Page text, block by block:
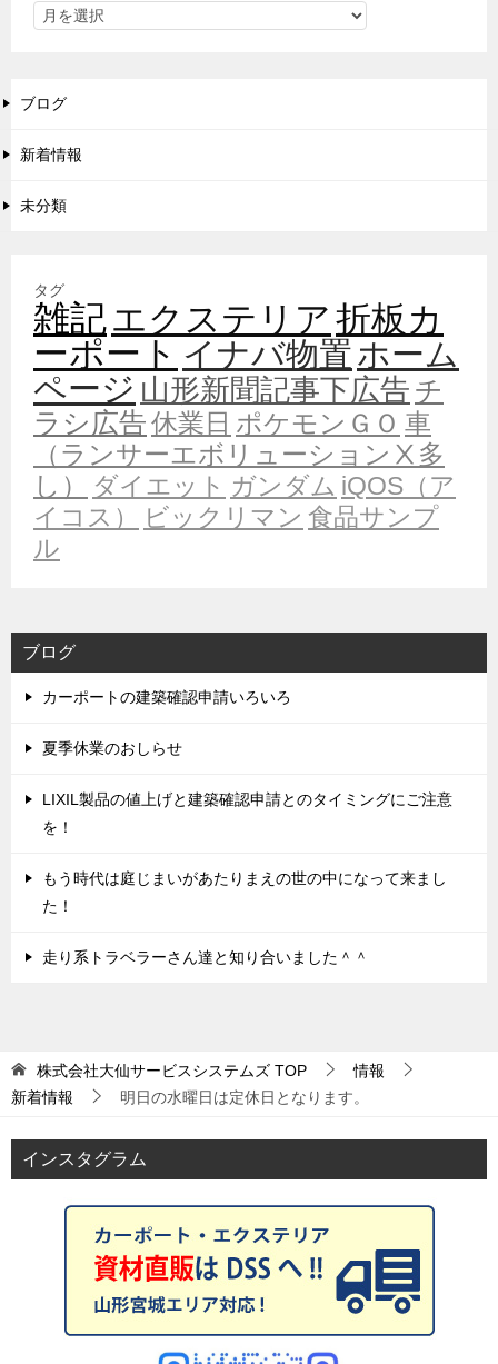
ブログ
新着情報
未分類
タグ
雑記エクステリア折板カ
ーポート イナバ物置ホーム
ページ 山形新聞記事下広告 チ
ラシ広告休業日 ポケモンＧＯ 車
（ランサーエボリューションⅩ多
し）
ダイエット ガンダム iQOS（ア
イコス）
ビックリマン 食品サンプ
ル
ブログ
カーポートの建築確認申請いろいろ
夏季休業のおしらせ
LIXIL製品の値上げと建築確認申請とのタイミングにご注意
を！
もう時代は庭じまいがあたりまえの世の中になって来まし
た！
走り系トラベラーさん達と知り合いました＾＾
株式会社大仙サービスシステムズ TOP
情報
新着情報
明日の水曜日は定休日となります。
インスタグラム